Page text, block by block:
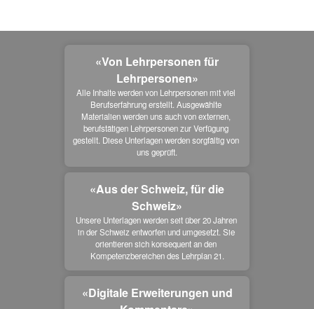
«Von Lehrpersonen für
Lehrpersonen»
Alle Inhalte werden von Lehrpersonen mit viel
Berufserfahrung erstellt. Ausgewählte
Materialien werden uns auch von externen,
berufstätigen Lehrpersonen zur Verfügung
gestellt. Diese Unterlagen werden sorgfältig von
uns geprüft.
«Aus der Schweiz, für die
Schweiz»
Unsere Unterlagen werden seit über 20 Jahren
in der Schweiz entworfen und umgesetzt. Sie
orientieren sich konsequent an den
Kompetenzbereichen des Lehrplan 21.
«Digitale Erweiterungen und